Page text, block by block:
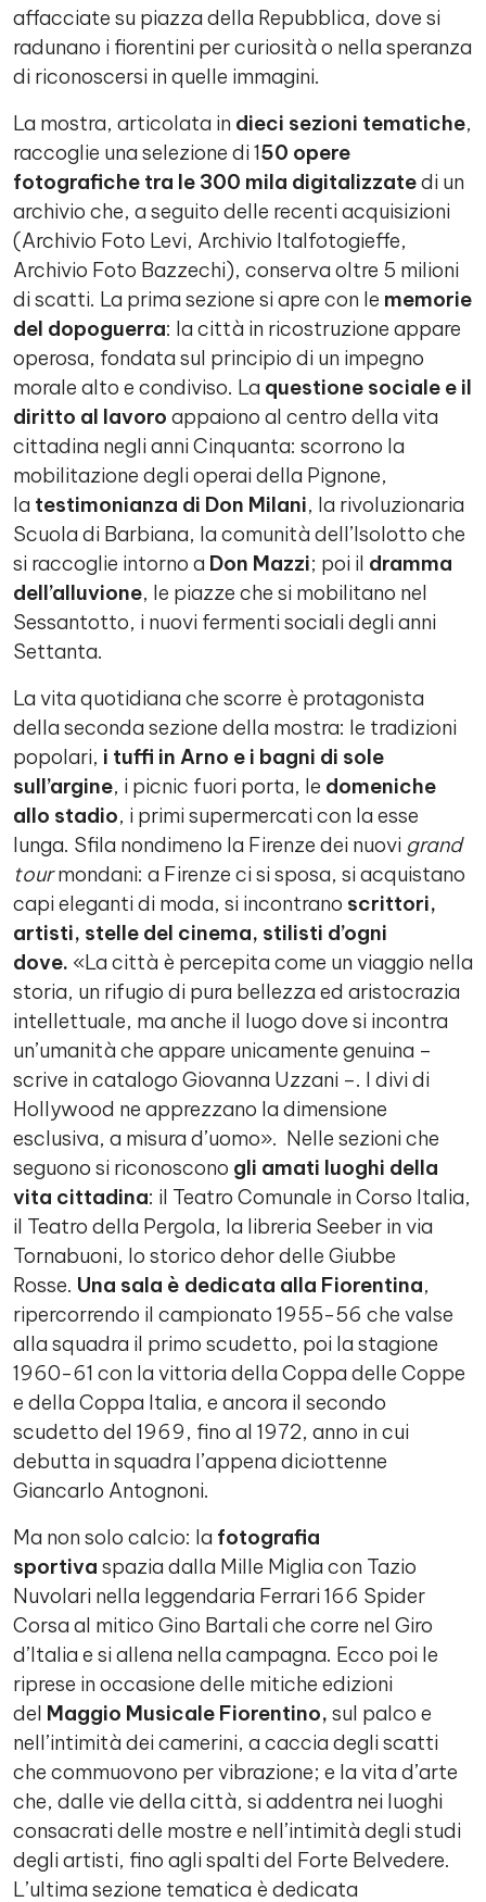
affacciate su piazza della Repubblica, dove si
radunano i fiorentini per curiosità o nella speranza
di riconoscersi in quelle immagini.
La mostra, articolata in dieci sezioni tematiche,
raccoglie una selezione di 150 opere
fotografiche tra le 300 mila digitalizzatedi un
archivio che, a seguito delle recenti acquisizioni
(Archivio Foto Levi, Archivio Italfotogieffe,
Archivio Foto Bazzechi), conserva oltre 5 milioni
di scatti. La prima sezione si apre con le memorie
del dopoguerra: la città in ricostruzione appare
operosa, fondata sul principio di un impegno
morale alto e condiviso. La questione sociale e il
diritto al lavoro appaiono al centro della vita
cittadina negli anni Cinquanta: scorrono la
mobilitazione degli operai della Pignone,
la testimonianza di Don Milani, la rivoluzionaria
Scuola di Barbiana, la comunità dell’Isolotto che
si raccoglie intorno a Don Mazzi; poi il dramma
dell’alluvione, le piazze che si mobilitano nel
Sessantotto, i nuovi fermenti sociali degli anni
Settanta.
La vita quotidiana che scorre è protagonista
della seconda sezione della mostra: le tradizioni
popolari, i tuffi in Arno e i bagni di sole
sull’argine, i picnic fuori porta, le domeniche
allo stadio, i primi supermercati con la esse
lunga. Sfila nondimeno la Firenze dei nuovi grand
tourmondani: a Firenze ci si sposa, si acquistano
capi eleganti di moda, si incontrano scrittori,
artisti, stelle del cinema, stilisti d’ogni
dove. «La città è percepita come un viaggio nella
storia, un rifugio di pura bellezza ed aristocrazia
intellettuale, ma anche il luogo dove si incontra
un’umanità che appare unicamente genuina –
scrive in catalogo Giovanna Uzzani –. I divi di
Hollywood ne apprezzano la dimensione
esclusiva, a misura d’uomo». Nelle sezioni che
seguono si riconoscono gli amati luoghi della
vita cittadina: il Teatro Comunale in Corso Italia,
il Teatro della Pergola, la libreria Seeber in via
Tornabuoni, lo storico dehor delle Giubbe
Rosse. Una sala è dedicata alla Fiorentina,
ripercorrendo il campionato 1955-56 che valse
alla squadra il primo scudetto, poi la stagione
1960-61 con la vittoria della Coppa delle Coppe
e della Coppa Italia, e ancora il secondo
scudetto del 1969, fino al 1972, anno in cui
debutta in squadra l’appena diciottenne
Giancarlo Antognoni.
Ma non solo calcio: la fotografia
sportiva spazia dalla Mille Miglia con Tazio
Nuvolari nella leggendaria Ferrari 166 Spider
Corsa al mitico Gino Bartali che corre nel Giro
d’Italia e si allena nella campagna. Ecco poi le
riprese in occasione delle mitiche edizioni
del Maggio Musicale Fiorentino, sul palco e
nell’intimità dei camerini, a caccia degli scatti
che commuovono per vibrazione; e la vita d’arte
che, dalle vie della città, si addentra nei luoghi
consacrati delle mostre e nell’intimità degli studi
degli artisti, fino agli spalti del Forte Belvedere.
L’ultima sezione tematica è dedicata